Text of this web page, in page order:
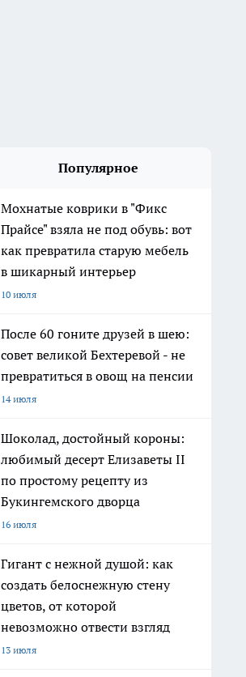
Популярное
Мохнатые коврики в "Фикс
Прайсе" взяла не под обувь: вот
как превратила старую мебель
в шикарный интерьер
10 июля
После 60 гоните друзей в шею:
совет великой Бехтеревой - не
превратиться в овощ на пенсии
14 июля
Шоколад, достойный короны:
любимый десерт Елизаветы II
по простому рецепту из
Букингемского дворца
16 июля
Гигант с нежной душой: как
создать белоснежную стену
цветов, от которой
невозможно отвести взгляд
13 июля